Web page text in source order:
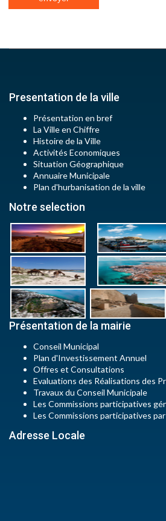
Presentation de la ville
Présentation en bref
La Ville en Chiffre
Histoire de la Ville
Activités Economiques
Situation Géographique
Annuaire Municipale
Plan d'hurbanisation de la ville
Notre selection
Présentation de la mairie
Conseil Municipal
Plan d'Investissement Annuel
Offres et Consultations
Evaluations des Réalisations des
Travaux du Conseil Municipale
Les Commissions participatives
Les Commissions participatives
Adresse Locale